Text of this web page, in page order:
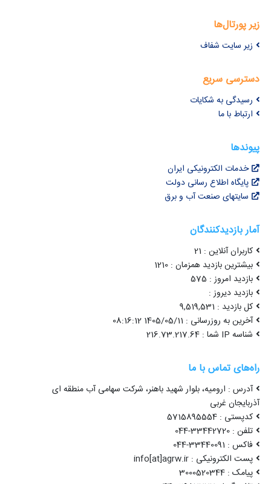
زیر پورتال‌ها
زیر سایت شفاف
دسترسی سریع
رسیدگی به شکایات
ارتباط با ما
پیوندها
خدمات الکترونیکی ایران
پایگاه اطلاع رسانی دولت
سایتهای صنعت آب و برق
آمار بازدیدکنندگان
کاربران آنلاین : 21
بیشترین بازدید همزمان : 1210
بازدید امروز : 575
بازدید دیروز :
کل بازدید : 9,519,531
آخرین به روزرسانی : 1405/05/11 08:16:12
شناسه IP شما : 216.73.217.64
راه‌های تماس با ما
آدرس : ارومیه، بلوار شهید باهنر، شرکت سهامی آب منطقه ای
آذربایجان غربی
کدپستی : 5715895554
تلفن : 33442720-044
فاکس : 33440091-044
پست الکترونیکی : info[at]agrw.ir
پیامک : 3000520344